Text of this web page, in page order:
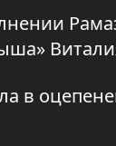
в